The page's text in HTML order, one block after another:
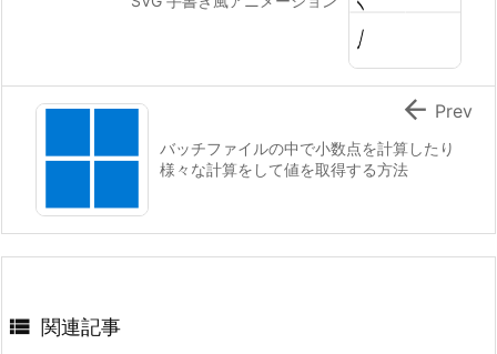
バッチファイルの中で小数点を計算したり
様々な計算をして値を取得する方法
 Prev
 関連記事